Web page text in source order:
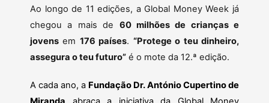
Ao longo de 11 edições, a Global Money Week já
chegou a mais de 60 milhões de crianças e
jovens em 176 países. “Protege o teu dinheiro,
assegura o teu futuro” é o mote da 12.ª edição.
A cada ano, a Fundação Dr. António Cupertino de